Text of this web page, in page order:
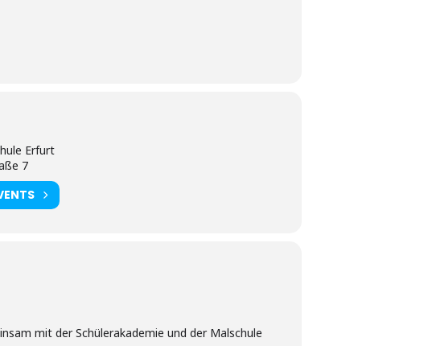
Erfurt
7
mit der Schülerakademie und der Malschule